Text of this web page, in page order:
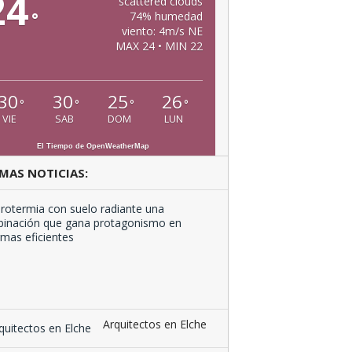
°
74% humedad
viento: 4m/s NE
MAX 24 • MIN 22
°
VIE
30 °
SAB
25 °
DOM
26 °
LUN
El Tiempo de OpenWeatherMap
NOTICIAS:
Arquitectos en Elche